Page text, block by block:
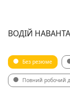
ВОДІЙ
Без резюме
Повний робочий